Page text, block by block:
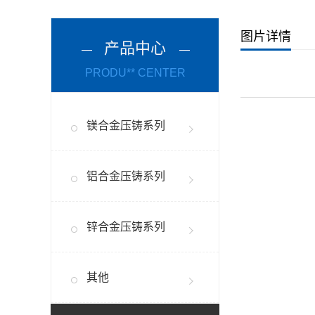
产品中心
PRODU** CENTER
镁合金压铸系列
铝合金压铸系列
锌合金压铸系列
其他
图片详情